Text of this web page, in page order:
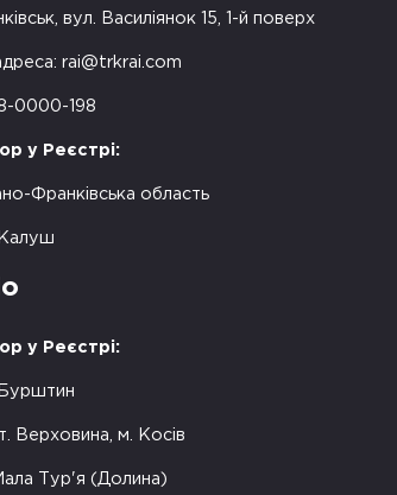
вул. Василіянок 15, 1-й поверх
rai@trkrai.com
0000-198
у Реєстрі:
Франківська область
Калуш
у Реєстрі:
Бурштин
Верховина, м. Косів
Тур'я (Долина)